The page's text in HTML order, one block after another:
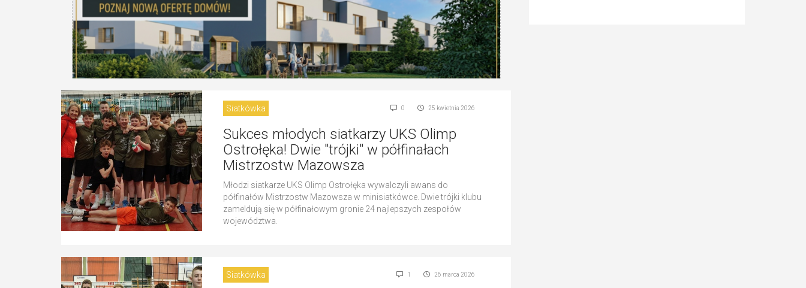
Siatkówka 25 kwietnia 2026
0
Sukces młodych siatkarzy UKS Olimp
Ostrołęka! Dwie "trójki" w półfinałach
Mistrzostw Mazowsza
Młodzi siatkarze UKS Olimp Ostrołęka wywalczyli awans do
półfinałów Mistrzostw Mazowsza w minisiatkówce. Dwie trójki klubu
zameldują się w półfinałowym gronie 24 najlepszych zespołów
województwa.
Siatkówka 26 marca 2026
1